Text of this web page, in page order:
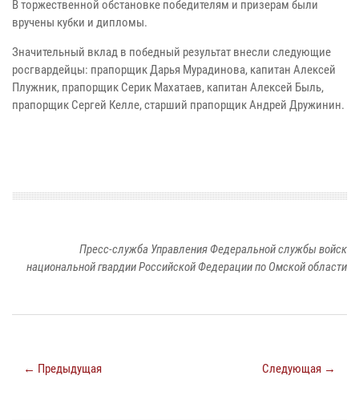
В торжественной обстановке победителям и призерам были
вручены кубки и дипломы.
Значительный вклад в победный результат внесли следующие
росгвардейцы: прапорщик Дарья Мурадинова, капитан Алексей
Плужник, прапорщик Серик Махатаев, капитан Алексей Быль,
прапорщик Сергей Келле, старший прапорщик Андрей Дружинин.
Пресс-служба Управления Федеральной службы войск
национальной гвардии Российской Федерации по Омской области
← Предыдущая Следующая →